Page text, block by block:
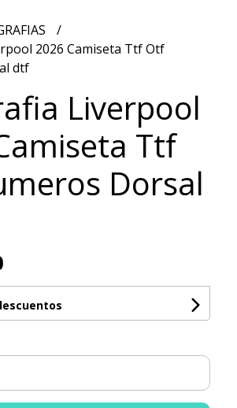
2026 Camiseta Ttf Otf
dtf
Liverpool
Ttf
Dorsal